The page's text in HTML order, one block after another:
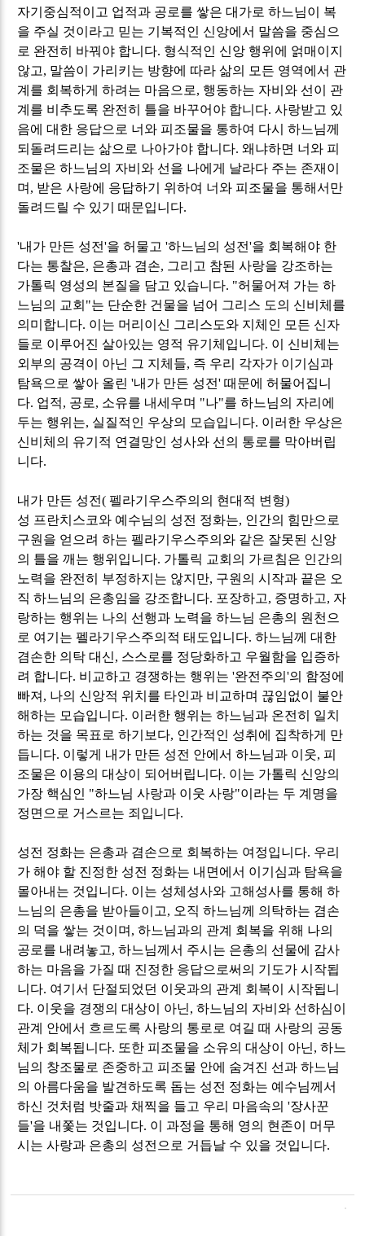
자기중심적이고 업적과 공로를 쌓은 대가로 하느님이 복
을 주실 것이라고 믿는 기복적인 신앙에서 말씀을 중심으
로 완전히 바꿔야 합니다. 형식적인 신앙 행위에 얽매이지
않고, 말씀이 가리키는 방향에 따라 삶의 모든 영역에서 관
계를 회복하게 하려는 마음으로, 행동하는 자비와 선이 관
계를 비추도록 완전히 틀을 바꾸어야 합니다.사랑받고 있
음에 대한 응답으로 너와 피조물을 통하여 다시 하느님께
되돌려드리는 삶으로 나아가야 합니다.왜냐하면 너와 피
조물은 하느님의 자비와 선을 나에게 날라다 주는 존재이
며 , 받은 사랑에 응답하기 위하여 너와 피조물을 통해서만
돌려드릴 수 있기 때문입니다.
'내가 만든 성전'을 허물고'하느님의 성전'을 회복해야 한
다는 통찰은, 은총과 겸손, 그리고 참된 사랑을 강조하는
가톨릭 영성의 본질을 담고 있습니다. "허물어져 가는 하
느님의 교회 "는 단순한 건물을 넘어 그리스 도의 신비체를
의미합니다. 이는 머리이신 그리스도와 지체인 모든 신자
들로 이루어진 살아있는 영적 유기체입니다. 이 신비체는
외부의 공격이 아닌 그 지체들, 즉 우리 각자가 이기심과
탐욕으로 쌓아 올린'내가 만든 성전'때문에 허물어집니
다. 업적, 공로, 소유를 내세우며 "나"를 하느님의 자리에
두는 행위는, 실질적인 우상의 모습입니다. 이러한 우상은
신비체의 유기적 연결망인 성사와 선의 통로를 막아버립
니다.
내가 만든 성전(펠라기우스주의의 현대적 변형)
성 프란치스코와 예수님의 성전 정화는, 인간의 힘만으로
구원을 얻으려 하는 펠라기우스주의와 같은 잘못된 신앙
의 틀을 깨는 행위입니다. 가톨릭 교회의 가르침은 인간의
노력을 완전히 부정하지는 않지만, 구원의 시작과 끝은 오
직 하느님의 은총임을 강조합니다. 포장하고, 증명하고, 자
랑하는 행위는 나의 선행과 노력을 하느님 은총의 원천으
로 여기는 펠라기우스주의적 태도입니다.하느님께 대한
겸손한 의탁 대신, 스스로를 정당화하고 우월함을 입증하
려 합니다. 비교하고 경쟁하는 행위는'완전주의'의 함정에
빠져 , 나의 신앙적 위치를 타인과 비교하며 끊임없이 불안
해하는 모습입니다. 이러한 행위는 하느님과 온전히 일치
하는 것을 목표로 하기보다, 인간적인 성취에 집착하게 만
듭니다. 이렇게 내가 만든 성전 안에서 하느님과 이웃, 피
조물은 이용의 대상이 되어버립니다. 이는 가톨릭 신앙의
가장 핵심인 "하느님 사랑과 이웃 사랑"이라는 두 계명을
정면으로 거스르는 죄입니다.
성전 정화는 은총과 겸손으로 회복하는 여정입니다. 우리
가 해야 할 진정한 성전 정화는 내면에서 이기심과 탐욕을
몰아내는 것입니다. 이는 성체성사와 고해성사를 통해 하
느님의 은총을 받아들이고, 오직 하느님께 의탁하는 겸손
의 덕을 쌓는 것이며 ,하느님과의 관계 회복을 위해 나의
공로를 내려놓고,하느님께서 주시는 은총의 선물에 감사
하는 마음을 가질 때 진정한 응답으로써의 기도가 시작됩
니다. 여기서 단절되었던 이웃과의 관계 회복이 시작됩니
다. 이웃을 경쟁의 대상이 아닌,하느님의 자비와 선하심이
관계 안에서 흐르도록 사랑의 통로로 여길 때 사랑의 공동
체가 회복됩니다. 또한 피조물을 소유의 대상이 아닌,하느
님의 창조물로 존중하고 피조물 안에 숨겨진 선과 하느님
의 아름다움을 발견하도록 돕는 성전 정화는 예수님께서
하신 것처럼 밧줄과 채찍을 들고 우리 마음속의'장사꾼
들'을 내쫓는 것입니다. 이 과정을 통해 영의 현존이 머무
시는 사랑과 은총의 성전으로 거듭날 수 있을 것입니다.